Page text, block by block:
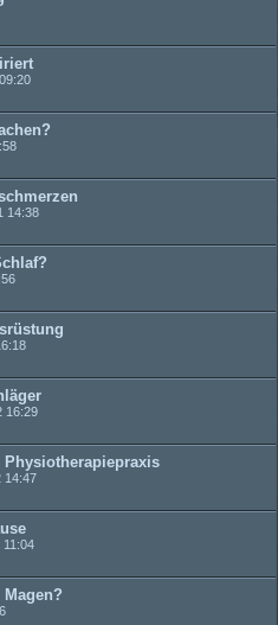
14:38
16:29
14:47
11:04